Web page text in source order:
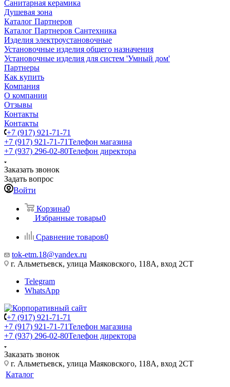
Санитарная керамика
Душевая зона
Каталог Партнеров
Каталог Партнеров Сантехника
Изделия электроустановочные
Установочные изделия общего назначения
Установочные изделия для систем 'Умный дом'
Партнеры
Как купить
Компания
О компании
Отзывы
Контакты
Контакты
+7 (917) 921-71-71
+7 (917) 921-71-71Телефон магазина
+7 (937) 296-02-80Телефон директора
Заказать звонок
Задать вопрос
Войти
Корзина0
Избранные товары0
Сравнение товаров0
tok-etm.18@yandex.ru
г. Альметьевск, улица Маяковского, 118А, вход 2СТ
Telegram
WhatsApp
+7 (917) 921-71-71
+7 (917) 921-71-71Телефон магазина
+7 (937) 296-02-80Телефон директора
Заказать звонок
г. Альметьевск, улица Маяковского, 118А, вход 2СТ
Каталог